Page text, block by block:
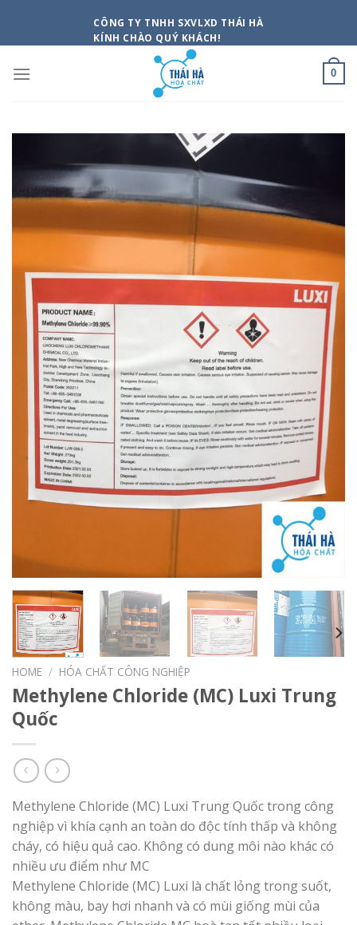
content
CÔNG TY TNHH SXVLXD THÁI HÀ
KÍNH CHÀO QUÝ KHÁCH!
0
HOME / HÓA CHẤT CÔNG NGHIỆP
Methylene Chloride (MC) Luxi Trung
Quốc
Methylene Chloride (MC) Luxi Trung Quốc trong công
nghiệp vì khía cạnh an toàn do độc tính thấp và không
cháy, có hiệu quả cao. Không có dung môi nào khác có
nhiều ưu điểm như MC
Methylene Chloride (MC) Luxi là chất lỏng trong suốt,
không màu, bay hơi nhanh và có mùi giống mùi của